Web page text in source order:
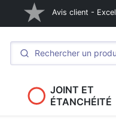
Avis client -
JOINT ET
ÉTANCHÉITÉ